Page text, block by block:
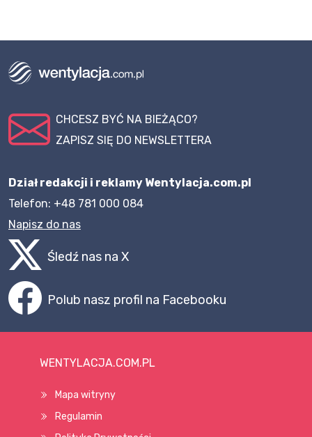
CHCESZ BYĆ NA BIEŻĄCO?
ZAPISZ SIĘ DO NEWSLETTERA
Dział redakcji i reklamy Wentylacja.com.pl
Telefon: +48 781 000 084
Napisz do nas
Śledź nas na X
Polub nasz profil na Facebooku
WENTYLACJA.COM.PL
Mapa witryny
Regulamin